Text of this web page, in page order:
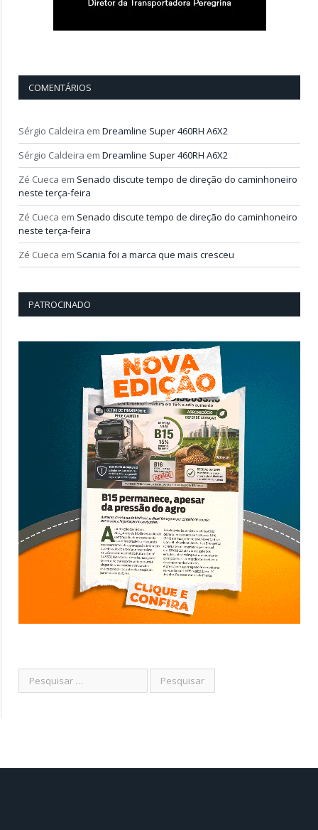
COMENTÁRIOS
Sérgio Caldeira em Dreamline Super 460RH A6X2
Sérgio Caldeira em Dreamline Super 460RH A6X2
Zé Cueca em Senado discute tempo de direção do caminhoneiro
neste terça-feira
Zé Cueca em Senado discute tempo de direção do caminhoneiro
neste terça-feira
Zé Cueca em Scania foi a marca que mais cresceu
PATROCINADO